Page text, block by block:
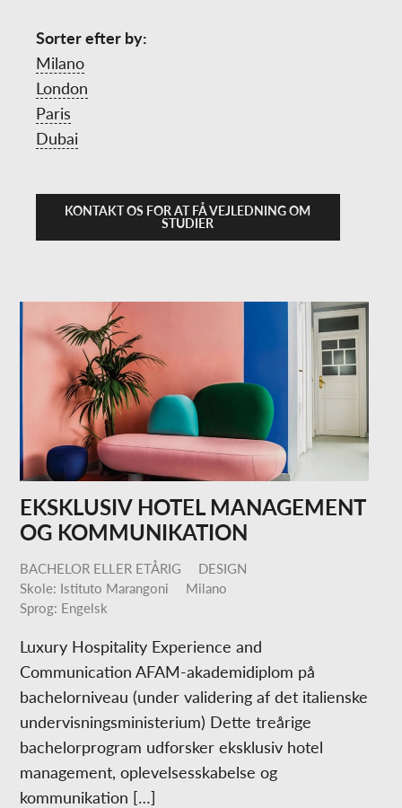
Sorter efter by:
Milano
London
Paris
Dubai
KONTAKT OS FOR AT FÅ VEJLEDNING OM
STUDIER
EKSKLUSIV HOTEL MANAGEMENT
OG KOMMUNIKATION
BACHELOR ELLER ETÅRIG
DESIGN
Skole: Istituto Marangoni
Milano
Sprog: Engelsk
Luxury Hospitality Experience and
Communication AFAM-akademidiplom på
bachelorniveau (under validering af det italienske
undervisningsministerium) Dette treårige
bachelorprogram udforsker eksklusiv hotel
management, oplevelsesskabelse og
kommunikation […]